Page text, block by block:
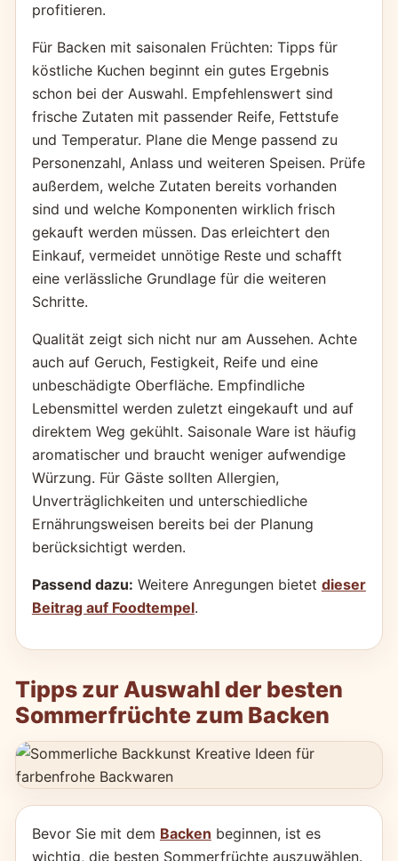
profitieren.
Für Backen mit saisonalen Früchten: Tipps für
köstliche Kuchen beginnt ein gutes Ergebnis
schon bei der Auswahl. Empfehlenswert sind
frische Zutaten mit passender Reife, Fettstufe
und Temperatur. Plane die Menge passend zu
Personenzahl, Anlass und weiteren Speisen. Prüfe
außerdem, welche Zutaten bereits vorhanden
sind und welche Komponenten wirklich frisch
gekauft werden müssen. Das erleichtert den
Einkauf, vermeidet unnötige Reste und schafft
eine verlässliche Grundlage für die weiteren
Schritte.
Qualität zeigt sich nicht nur am Aussehen. Achte
auch auf Geruch, Festigkeit, Reife und eine
unbeschädigte Oberfläche. Empfindliche
Lebensmittel werden zuletzt eingekauft und auf
direktem Weg gekühlt. Saisonale Ware ist häufig
aromatischer und braucht weniger aufwendige
Würzung. Für Gäste sollten Allergien,
Unverträglichkeiten und unterschiedliche
Ernährungsweisen bereits bei der Planung
berücksichtigt werden.
Passend dazu: Weitere Anregungen bietet dieser
Beitrag auf Foodtempel.
Tipps zur Auswahl der besten
Sommerfrüchte zum Backen
Bevor Sie mit dem Backen beginnen, ist es
wichtig, die besten Sommerfrüchte auszuwählen.